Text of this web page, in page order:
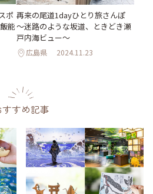
ポ
能
再来の尾道1dayひとり旅さんぽ
～迷路のような坂道、ときどき瀬
戸内海ビュー～
広島県 2024.11.23
すすめ記事